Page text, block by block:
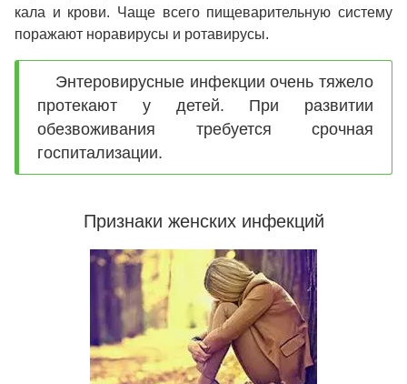
кала и крови. Чаще всего пищеварительную систему
поражают норавирусы и ротавирусы.
Энтеровирусные инфекции очень тяжело
протекают у детей. При развитии
обезвоживания требуется срочная
госпитализации.
Признаки женских инфекций